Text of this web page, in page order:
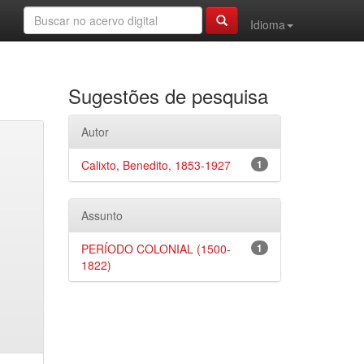
Idioma
Sugestões de pesquisa
Autor
1
Calixto, Benedito, 1853-1927
Assunto
1
PERÍODO COLONIAL (1500-
1822)